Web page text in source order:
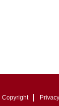
Copyright Privacy